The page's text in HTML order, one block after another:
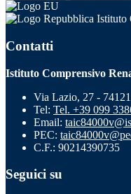
Istituto
Contatti
Istituto Comprensivo
Via Lazio, 27 -
Tel: Tel. +39 099
Email:
PEC:
C.F.: 90214390735
Seguici su